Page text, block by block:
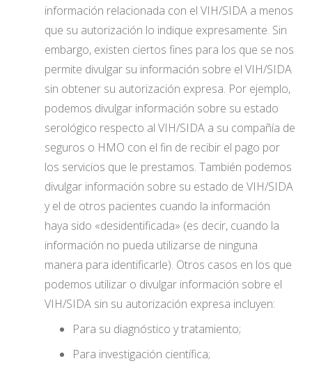
información relacionada con el VIH/SIDA a menos
que su autorización lo indique expresamente. Sin
embargo, existen ciertos fines para los que se nos
permite divulgar su información sobre el VIH/SIDA
sin obtener su autorización expresa. Por ejemplo,
podemos divulgar información sobre su estado
serológico respecto al VIH/SIDA a su compañía de
seguros o HMO con el fin de recibir el pago por
los servicios que le prestamos. También podemos
divulgar información sobre su estado de VIH/SIDA
y el de otros pacientes cuando la información
haya sido «desidentificada» (es decir, cuando la
información no pueda utilizarse de ninguna
manera para identificarle). Otros casos en los que
podemos utilizar o divulgar información sobre el
VIH/SIDA sin su autorización expresa incluyen:
Para su diagnóstico y tratamiento;
Para investigación científica;